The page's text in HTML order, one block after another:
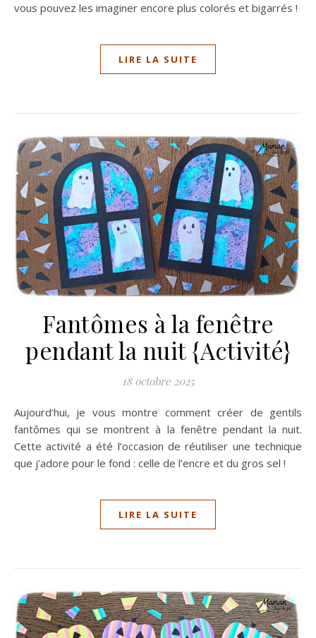
vous pouvez les imaginer encore plus colorés et bigarrés !
LIRE LA SUITE
Fantômes à la fenêtre
pendant la nuit {Activité}
18 octobre 2025
Aujourd’hui, je vous montre comment créer de gentils
fantômes qui se montrent à la fenêtre pendant la nuit.
Cette activité a été l’occasion de réutiliser une technique
que j’adore pour le fond : celle de l’encre et du gros sel !
LIRE LA SUITE